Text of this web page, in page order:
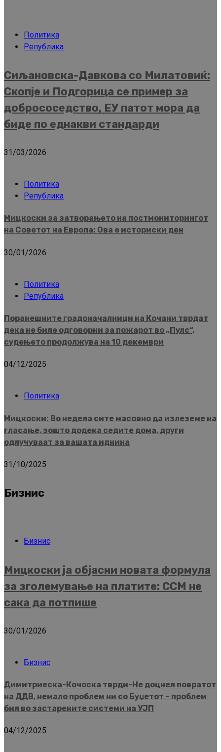
Политика
Република
Сиљановска-Давкова со Милатовиќ:
Скопје и Подгорица се пример за
добрососедство, ЕУ патот мора да
биде по еднакви стандарди
31/03/2026
Политика
Република
Мицкоски за затворањето на постмониторингот
на Советот на Европа: Ова е историски ден
30/01/2026
Политика
Република
Поранешните градоначалници на Кочани тврдат
дека не биле одговорни за пожарот во „Пулс“,
судењето продолжува на 10 декември
04/12/2025
Политика
Мицкоски: Во недела сите масовно да излеземе на
гласање, зошто додека седите дома, други
одлучуваат за вашата иднина
31/10/2025
Бизнис
Бизнис
Мицкоски ја објасни новата формула
за зголемување на платите: ССМ не
сака да потпише
30/01/2026
Бизнис
Димитриеска-Кочоска тврди-Не доцнел повратот
на ДДВ, немало проблем ни со Буџетот – проблем
бил во застарените системи на УЈП
04/12/2025